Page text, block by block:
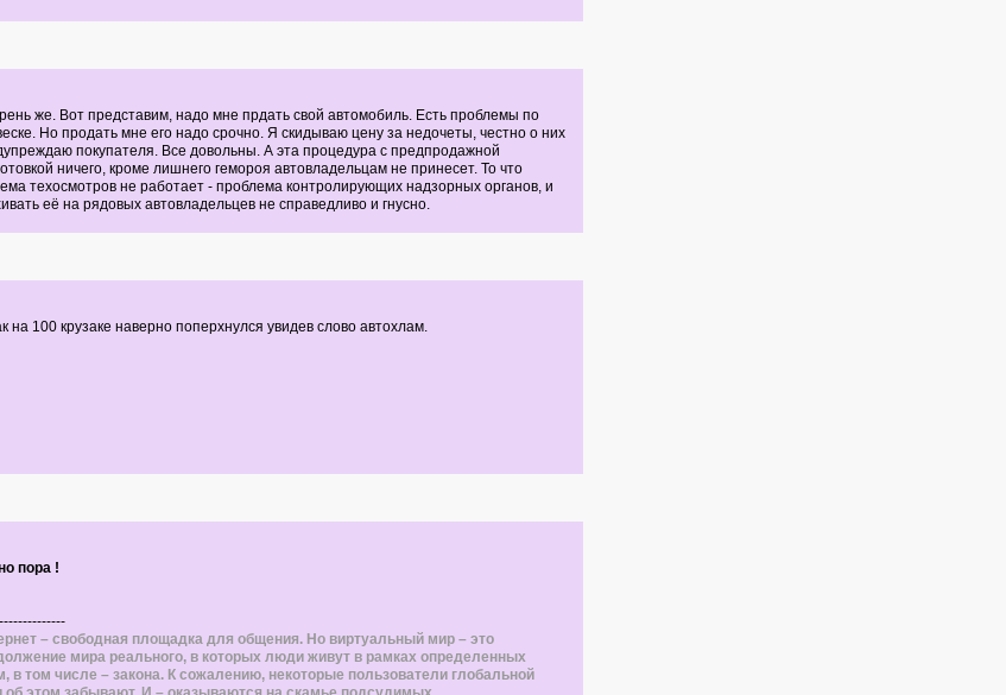
же. Вот представим, надо мне прдать свой автомобиль. Есть проблемы по
Но продать мне его надо срочно. Я скидываю цену за недочеты, честно о них
покупателя. Все довольны. А эта процедура с предпродажной
ничего, кроме лишнего гемороя автовладельцам не принесет. То что
техосмотров не работает - проблема контролирующих надзорных органов, и
её на рядовых автовладельцев не справедливо и гнусно.
на 100 крузаке наверно поперхнулся увидев слово автохлам.
пора !
– свободная площадка для общения. Но виртуальный мир – это
мира реального, в которых люди живут в рамках определенных
в том числе – закона. К сожалению, некоторые пользователи глобальной